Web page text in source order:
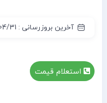
آخرین بروزرسانی : 1403/04/31
استعلام قیمت